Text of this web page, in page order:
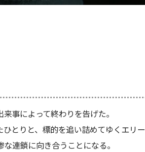
事によって終わりを告げた。
とりと、標的を追い詰めてゆくエリー
連鎖に向き合うことになる。